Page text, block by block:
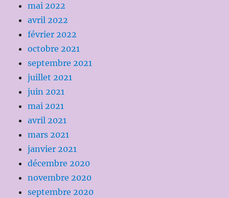
mai 2022
avril 2022
février 2022
octobre 2021
septembre 2021
juillet 2021
juin 2021
mai 2021
avril 2021
mars 2021
janvier 2021
décembre 2020
novembre 2020
septembre 2020